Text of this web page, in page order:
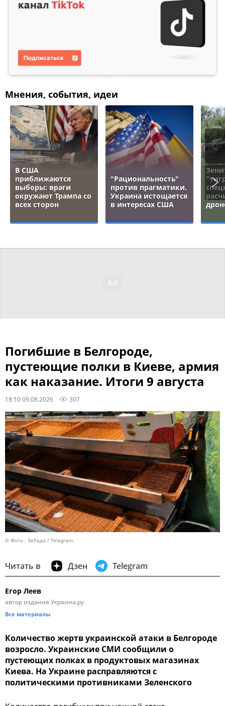
Мнения, события, идеи
В США
приближаются
выборы: враги
окружают Трампа со
всех сторон
"Рациональность"
против прагматики.
Украина истощается
в интересах США
Погибшие в Белгороде,
пустеющие полки в Киеве, армия
как наказание. Итоги 9 августа
18:10 09.08.2026 307
© Фото : ЗеРада / Telegram
Читать в Дзен Telegram
Егор Леев
автор издания Украина.ру
Все материалы
Количество жертв украинской атаки в Белгороде
возросло. Украинские СМИ сообщили о
пустеющих полках в продуктовых магазинах
Киева. На Украине расправляются с
политическими противниками Зеленского